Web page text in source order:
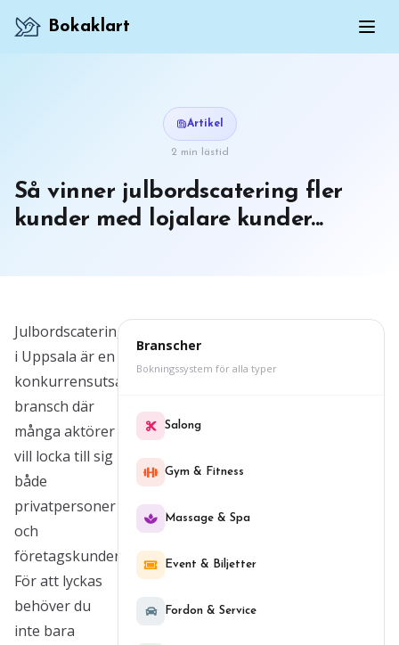
Bokaklart
Artikel
2 min lästid
Så vinner julbordscatering fler
kunder med lojalare kunder...
Julbordscatering
i Uppsala är en
konkurrensutsatt
bransch där
många aktörer
vill locka till sig
både
privatpersoner
och
företagskunder.
För att lyckas
behöver du
inte bara
Branscher
Bokningssystem för alla typer
Salong
Gym & Fitness
Massage & Spa
Event & Biljetter
Fordon & Service